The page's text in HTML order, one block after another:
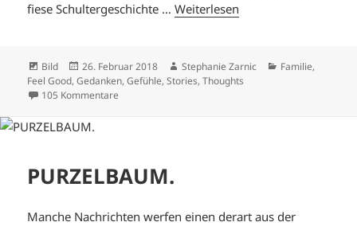
fiese Schultergeschichte …Weiterlesen
Format
Bild
Veröffentlicht
am
26. Februar 2018 Autor
Stephanie Zarnic Kategorien
Familie,
Feel Good,Gedanken,Gefühle,Stories,Thoughts
105 Kommentare
PURZELBAUM.
Manche Nachrichten werfen einen derart aus der